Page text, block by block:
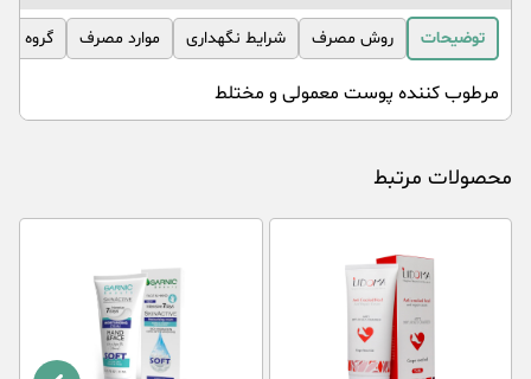
توضیحات روش مصرف شرایط نگهداری موارد مصرف گروه
مرطوب کننده پوست معمولی و مختلط
محصولات مرتبط